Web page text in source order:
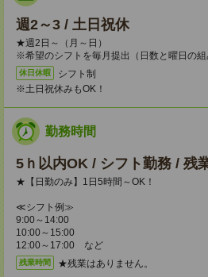
週2～3 / 土日祝休
★週2日～（月～日）
※希望のシフトを毎月提出（日数と曜日の組
休日休暇
シフト制
※土日祝休みもOK！
勤務時間
5ｈ以内OK / シフト勤務 / 残
★【日勤のみ】1日5時間～OK！
≪シフト例≫
9:00～14:00
10:00～15:00
12:00～17:00 など
残業時間 ★残業はありません。